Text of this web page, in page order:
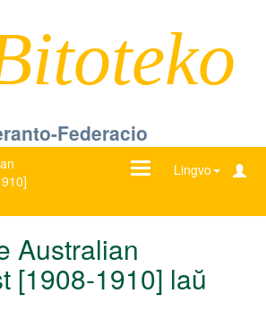
Federacio
Lingvo
Ŝanĝu
Australian
[1908-1910] laŭ